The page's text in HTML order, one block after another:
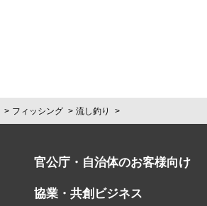
フィッシング 流し釣り
官公庁・自治体のお客様向け
協業・共創ビジネス